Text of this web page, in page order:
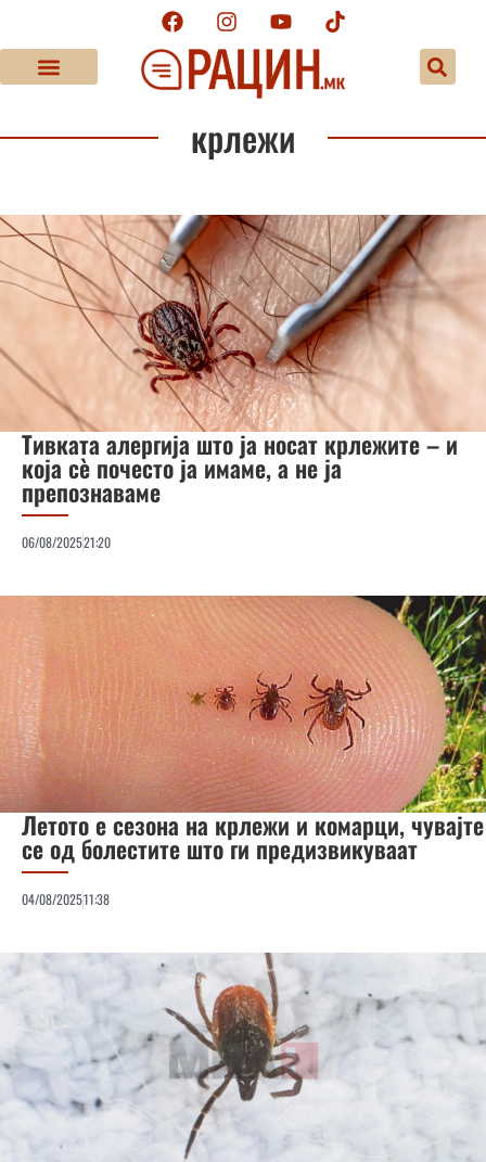
крлежи
Тивката алергија што ја носат крлежите – и
која сè почесто ја имаме, а не ја
препознаваме
06/08/202521:20
Летото е сезона на крлежи и комарци, чувајте
се од болестите што ги предизвикуваат
04/08/202511:38